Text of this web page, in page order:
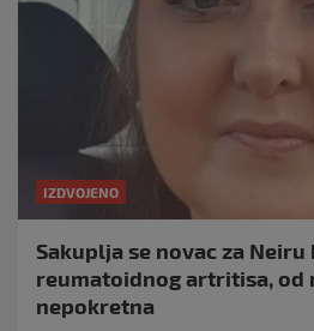
IZDVOJENO
Sakuplja se novac za Neiru
reumatoidnog artritisa, od
nepokretna